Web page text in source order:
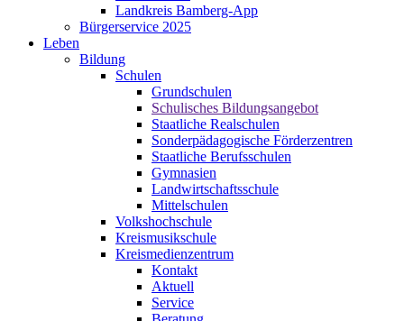
Landkreis Bamberg-App
Bürgerservice 2025
Leben
Bildung
Schulen
Grundschulen
Schulisches Bildungsangebot
Staatliche Realschulen
Sonderpädagogische Förderzentren
Staatliche Berufsschulen
Gymnasien
Landwirtschaftsschule
Mittelschulen
Volkshochschule
Kreismusikschule
Kreismedienzentrum
Kontakt
Aktuell
Service